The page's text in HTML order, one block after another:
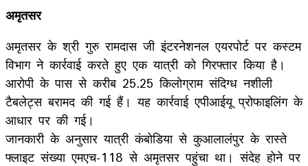
अमृतसर
अमृतसर के श्री गुरु रामदास जी इंटरनेशनल एयरपोर्ट पर कस्टम
विभाग ने कार्रवाई करते हुए एक यात्री को गिरफ्तार किया है।
आरोपी के पास से करीब 25.25 किलोग्राम संदिग्ध नशीली
टैबलेट्स बरामद की गई हैं। यह कार्रवाई एपीआईयू प्रोफाइलिंग के
आधार पर की गई।
जानकारी के अनुसार यात्री कंबोडिया से कुआलालंपुर के रास्ते
फ्लाइट संख्या एमएच-118 से अमृतसर पहुंचा था। संदेह होने पर